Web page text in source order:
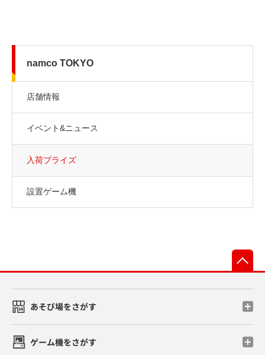
namco TOKYO
店舗情報
イベント&ニュース
入荷プライズ
設置ゲーム機
あそび場をさがす
ゲーム機をさがす